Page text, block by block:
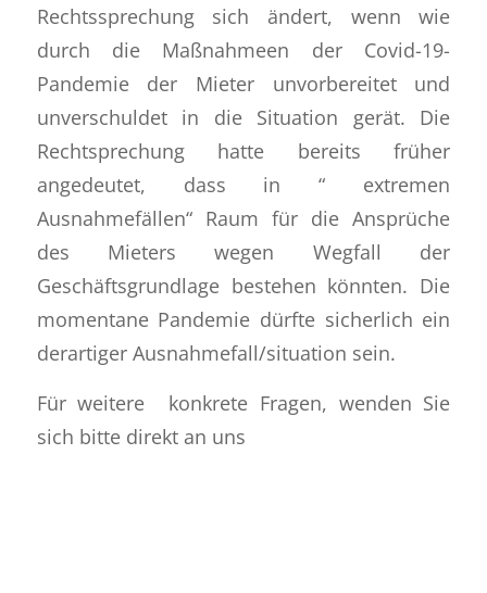
Rechtssprechung sich ändert, wenn wie
durch die Maßnahmeen der Covid-19-
Pandemie der Mieter unvorbereitet und
unverschuldet in die Situation gerät. Die
Rechtsprechung hatte bereits früher
angedeutet, dass in “ extremen
Ausnahmefällen“ Raum für die Ansprüche
des Mieters wegen Wegfall der
Geschäftsgrundlage bestehen könnten. Die
momentane Pandemie dürfte sicherlich ein
derartiger Ausnahmefall/situation sein.
Für weitere konkrete Fragen, wenden Sie
sich bitte direkt an uns